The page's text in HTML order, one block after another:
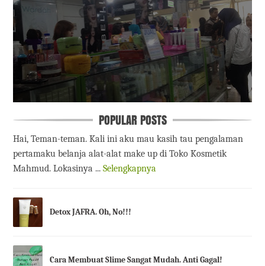
POPULAR POSTS
Hai, Teman-teman. Kali ini aku mau kasih tau pengalaman
pertamaku belanja alat-alat make up di Toko Kosmetik
Mahmud. Lokasinya ...Selengkapnya
Detox JAFRA. Oh, No!!!
Cara Membuat Slime Sangat Mudah. Anti Gagal!